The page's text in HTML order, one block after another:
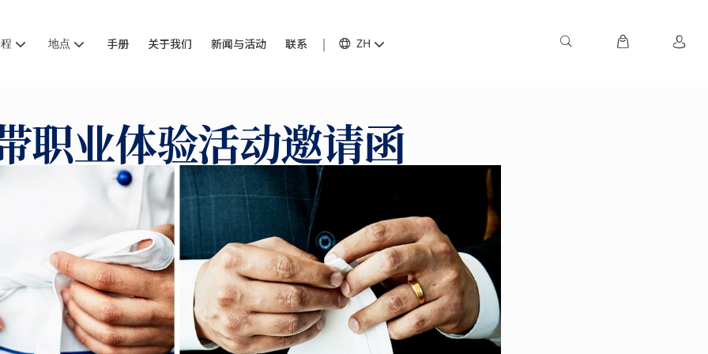
地点 手册 关于我们 新闻与活动 联系 ZH
职业体验活动邀请函